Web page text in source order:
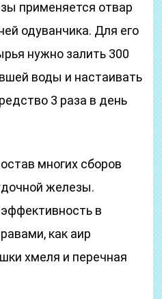
применяется отвар
одуванчика. Для его
нужно залить 300
воды и настаивать
3 раза в день
многих сборов
железы.
в
как аир
хмеля и перечная